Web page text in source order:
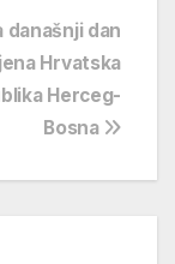
današnji dan
Hrvatska
Herceg-
Bosna